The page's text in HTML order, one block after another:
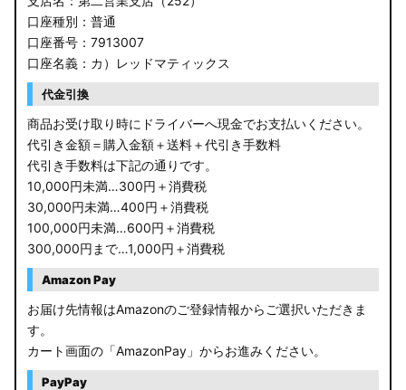
口座種別：普通
口座番号：7913007
口座名義：カ）レッドマティックス
代金引換
商品お受け取り時にドライバーへ現金でお支払いください。
代引き金額＝購入金額＋送料＋代引き手数料
代引き手数料は下記の通りです。
10,000円未満…300円＋消費税
30,000円未満…400円＋消費税
100,000円未満…600円＋消費税
300,000円まで…1,000円＋消費税
Amazon Pay
お届け先情報はAmazonのご登録情報からご選択いただきま
す。
カート画面の「AmazonPay」からお進みください。
PayPay